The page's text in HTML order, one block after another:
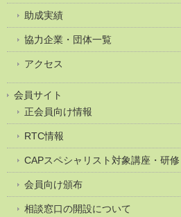
助成実績
協力企業・団体一覧
アクセス
会員サイト
正会員向け情報
RTC情報
CAPスペシャリスト対象講座・研修
会員向け頒布
相談窓口の開設について